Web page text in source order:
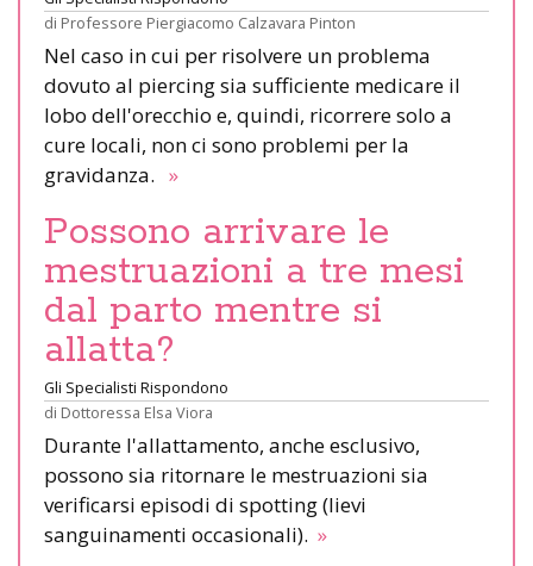
di Professore Piergiacomo Calzavara Pinton
Nel caso in cui per risolvere un problema
dovuto al piercing sia sufficiente medicare il
lobo dell'orecchio e, quindi, ricorrere solo a
cure locali, non ci sono problemi per la
gravidanza. »
Possono arrivare le
mestruazioni a tre mesi
dal parto mentre si
allatta?
Gli Specialisti Rispondono
di Dottoressa Elsa Viora
Durante l'allattamento, anche esclusivo,
possono sia ritornare le mestruazioni sia
verificarsi episodi di spotting (lievi
sanguinamenti occasionali). »